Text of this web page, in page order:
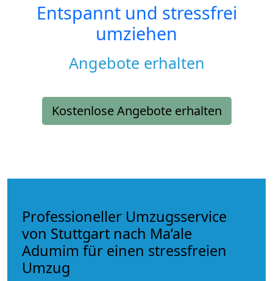
Entspannt und stressfrei
umziehen
Angebote erhalten
Kostenlose Angebote erhalten
Professioneller Umzugsservice
von Stuttgart nach Ma’ale
Adumim für einen stressfreien
Umzug